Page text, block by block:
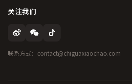
关注我们
联系方式：contact@chiguaxiaochao.com